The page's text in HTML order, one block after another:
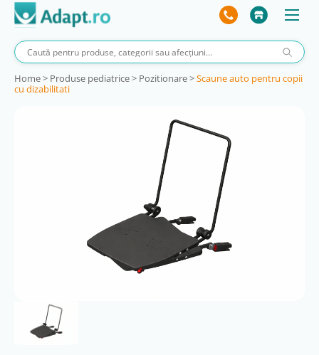
Home> Produse pediatrice> Pozitionare>Scaune auto pentru copii
cu dizabilitati